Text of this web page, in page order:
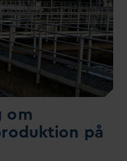
om
på